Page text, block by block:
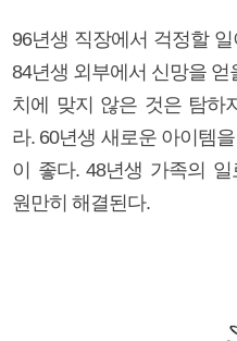
96년생 직장에서 걱정할
84년생 외부에서 신망을
치에 맞지 않은 것은 탐하
라. 60년생 새로운 아이템
이 좋다. 48년생 가족의
원만히 해결된다.